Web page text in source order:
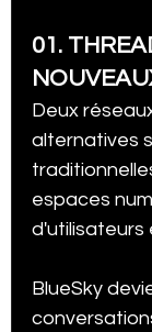
01.
Deux
alternatives
espaces
d'utilisateurs
BlueSky